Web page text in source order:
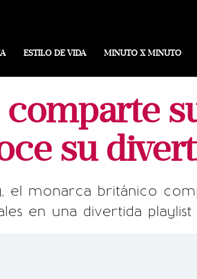
ESTILO DE VIDA MINUTO X MINUTO
su
el monarca británico
en una divertida playlist